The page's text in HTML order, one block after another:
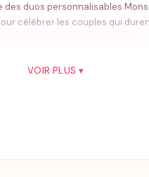
duos personnalisables
célébrer les couples qui
coloris. Idéal pour
VOIR PLUS ▾